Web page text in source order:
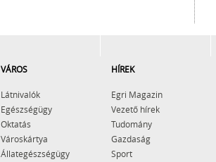
VÁROS
Látnivalók
Egészségügy
Oktatás
Városkártya
Állategészségügy
HÍREK
Egri Magazin
Vezető hírek
Tudomány
Gazdaság
Sport